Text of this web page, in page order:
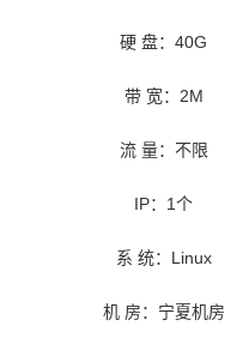
硬 盘：40G
带 宽：2M
流 量：不限
IP：1个
系 统：Linux
机 房：宁夏机房